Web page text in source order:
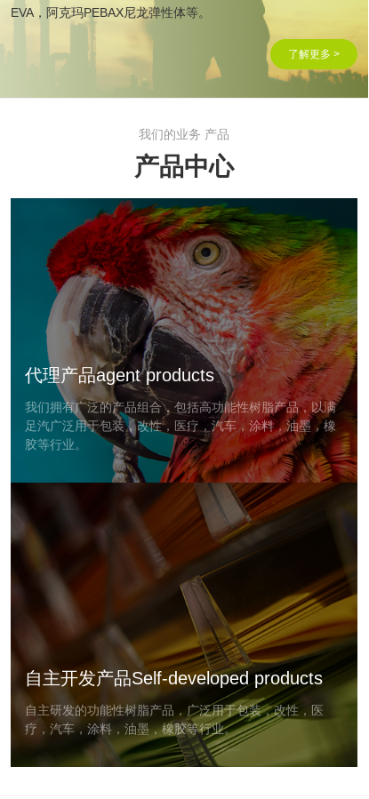
EVA，阿克玛PEBAX尼龙弹性体等。
了解更多 >
我们的业务 产品
产品中心
代理产品agent products
我们拥有广泛的产品组合，包括高功能性树脂产品，以满
足汽广泛用于包装，改性，医疗，汽车，涂料，油墨，橡
胶等行业。
美国赛拉尼斯ATEVA®系列
法国阿科玛PEBAX系列
法国波士胶树脂
瑞士科莱恩颜料
台湾长春EVOH益膜新®系列
日本宝理COC TOPAS®系列
日本大赛璐赛璐®洁清洗剂
日本东曹Melthene®系列
日本三井 Evolue®系列
日本三菱MPE
韩国LG化学HDPE/茂金属PE系列
韩国LG化学LUCENE POP/POE系列
自主开发产品Self-developed products
自主研发的功能性树脂产品，广泛用于包装，改性，医
疗，汽车，涂料，油墨，橡胶等行业。
表面保护膜JSENITIVENTM™系列